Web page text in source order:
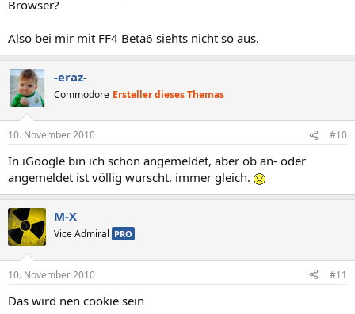
Browser?
Also bei mir mit FF4 Beta6 siehts nicht so aus.
-eraz-
Commodore Ersteller dieses Themas
10. November 2010 #10
In iGoogle bin ich schon angemeldet, aber ob an- oder
angemeldet ist völlig wurscht, immer gleich.
M-X
Vice Admiral PRO
10. November 2010 #11
Das wird nen cookie sein